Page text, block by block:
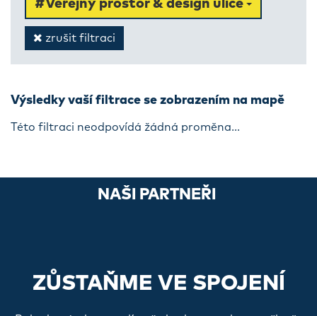
#Veřejný prostor & design ulice
zrušit filtraci
Výsledky vaší filtrace se zobrazením na mapě
Této filtraci neodpovídá žádná proměna...
NAŠI PARTNEŘI
ZŮSTAŇME VE SPOJENÍ